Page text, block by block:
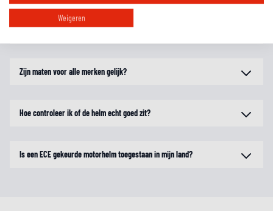
Wat zijn de verschillende pasvormen?
Zijn maten voor alle merken gelijk?
Hoe controleer ik of de helm echt goed zit?
Is een ECE gekeurde motorhelm toegestaan in mijn land?
Weigeren